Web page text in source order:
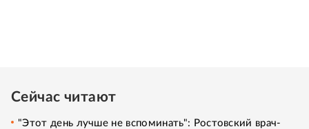
Сейчас читают
"Этот день лучше не вспоминать": Ростовский врач-